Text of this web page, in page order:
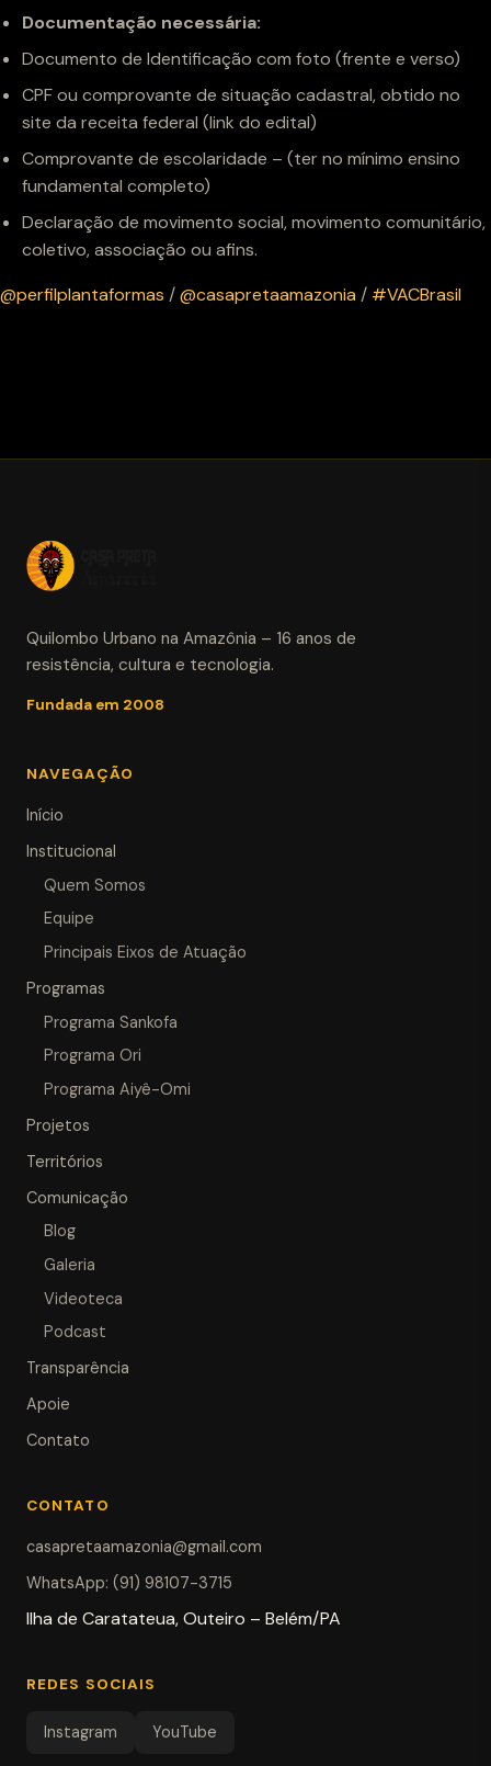
Documentação necessária:
Documento de Identificação com foto (frente e verso)
CPF ou comprovante de situação cadastral, obtido no
site da receita federal (link do edital)
Comprovante de escolaridade – (ter no mínimo ensino
fundamental completo)
Declaração de movimento social, movimento comunitário,
coletivo, associação ou afins.
@perfilplantaformas /@casapretaamazonia / #VACBrasil
Quilombo Urbano na Amazônia – 16 anos de
resistência, cultura e tecnologia.
Fundada em 2008
NAVEGAÇÃO
Início
Institucional
Quem Somos
Equipe
Principais Eixos de Atuação
Programas
Programa Sankofa
Programa Ori
Programa Aiyê-Omi
Projetos
Territórios
Comunicação
Blog
Galeria
Videoteca
Podcast
Transparência
Apoie
Contato
CONTATO
casapretaamazonia@gmail.com
WhatsApp: (91) 98107-3715
Ilha de Caratateua, Outeiro – Belém/PA
REDES SOCIAIS
Instagram YouTube